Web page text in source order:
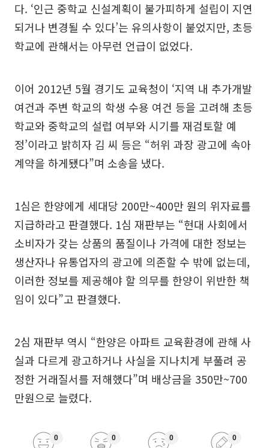
다. ‘인근 중학교 신설계획이 불가피하게 설립이 지연
되거나 변경될 수 있다’는 유의사항이 붙었지만, 초등
학교에 관해서는 아무런 언급이 없었다.
이어 2012년 5월 경기도 교육청이 ‘지역 내 추가개발
여건과 주변 학교의 학생 수용 여건 등을 고려해 초등
학교와 중학교의 설럽 여부와 시기를 재검토할 예
정’이라고 밝히자 김 씨 등은 “허위 과장 광고에 속아
계약을 하게됐다”며 소송을 냈다.
1심은 한양에게 세대당 200만~400만 원의 위자료를
지급하라고 판결했다. 1심 재판부는 “현대 사회에서
소비자가 갖는 상품의 품질이나 가격에 대한 정보는
생산자나 유통업자의 광고에 의존할 수 밖에 없는데,
이러한 정보를 제공해야 할 의무를 한양이 위반한 책
임이 있다”고 판결했다.
2심 재판부 역시 “한양은 아파트 교육환경에 관해 사
실과 다르게 광고하거나 사실을 지나치게 부풀려 공
정한 거래질서를 저해했다”며 배상금을 350만~700
만원으로 늘렸다.
0 0 0 0